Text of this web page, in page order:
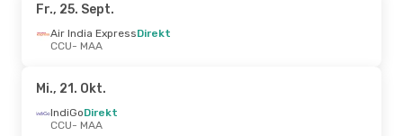
Fr., 25. Sept.
Air India ExpressDirekt
CCU- MAA
Mi., 21. Okt.
IndiGoDirekt
CCU- MAA